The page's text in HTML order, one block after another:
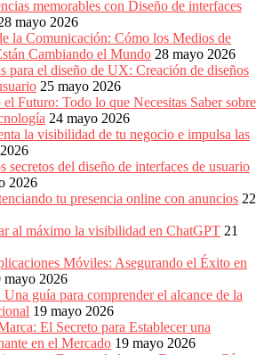
memorables con Diseño de interfaces
mayo 2026
la Comunicación: Cómo los Medios de
Cambiando el Mundo 28 mayo 2026
para el diseño de UX: Creación de diseños
25 mayo 2026
Futuro: Todo lo que Necesitas Saber sobre
24 mayo 2026
la visibilidad de tu negocio e impulsa las
secretos del diseño de interfaces de usuario
2026
tu presencia online con anuncios 22
al máximo la visibilidad en ChatGPT 21
Móviles: Asegurando el Éxito en
mayo 2026
guía para comprender el alcance de la
19 mayo 2026
El Secreto para Establecer una
en el Mercado 19 mayo 2026